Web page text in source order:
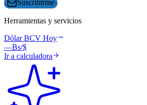
Suscribirme
Herramientas y servicios
Dólar BCV Hoy
—Bs/$
Ir a calculadora